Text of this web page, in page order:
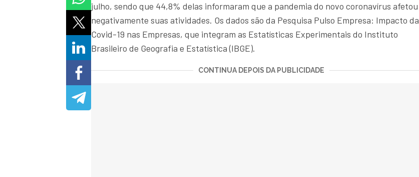
julho, sendo que 44,8% delas informaram que a pandemia do novo coronavírus afetou
negativamente suas atividades. Os dados são da Pesquisa Pulso Empresa: Impacto da
Covid-19 nas Empresas, que integram as Estatísticas Experimentais do Instituto
Brasileiro de Geografia e Estatística (IBGE).
CONTINUA DEPOIS DA PUBLICIDADE